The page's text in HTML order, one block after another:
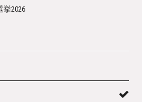
挙2026